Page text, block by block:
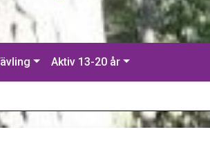
Aktiv 13-20 år